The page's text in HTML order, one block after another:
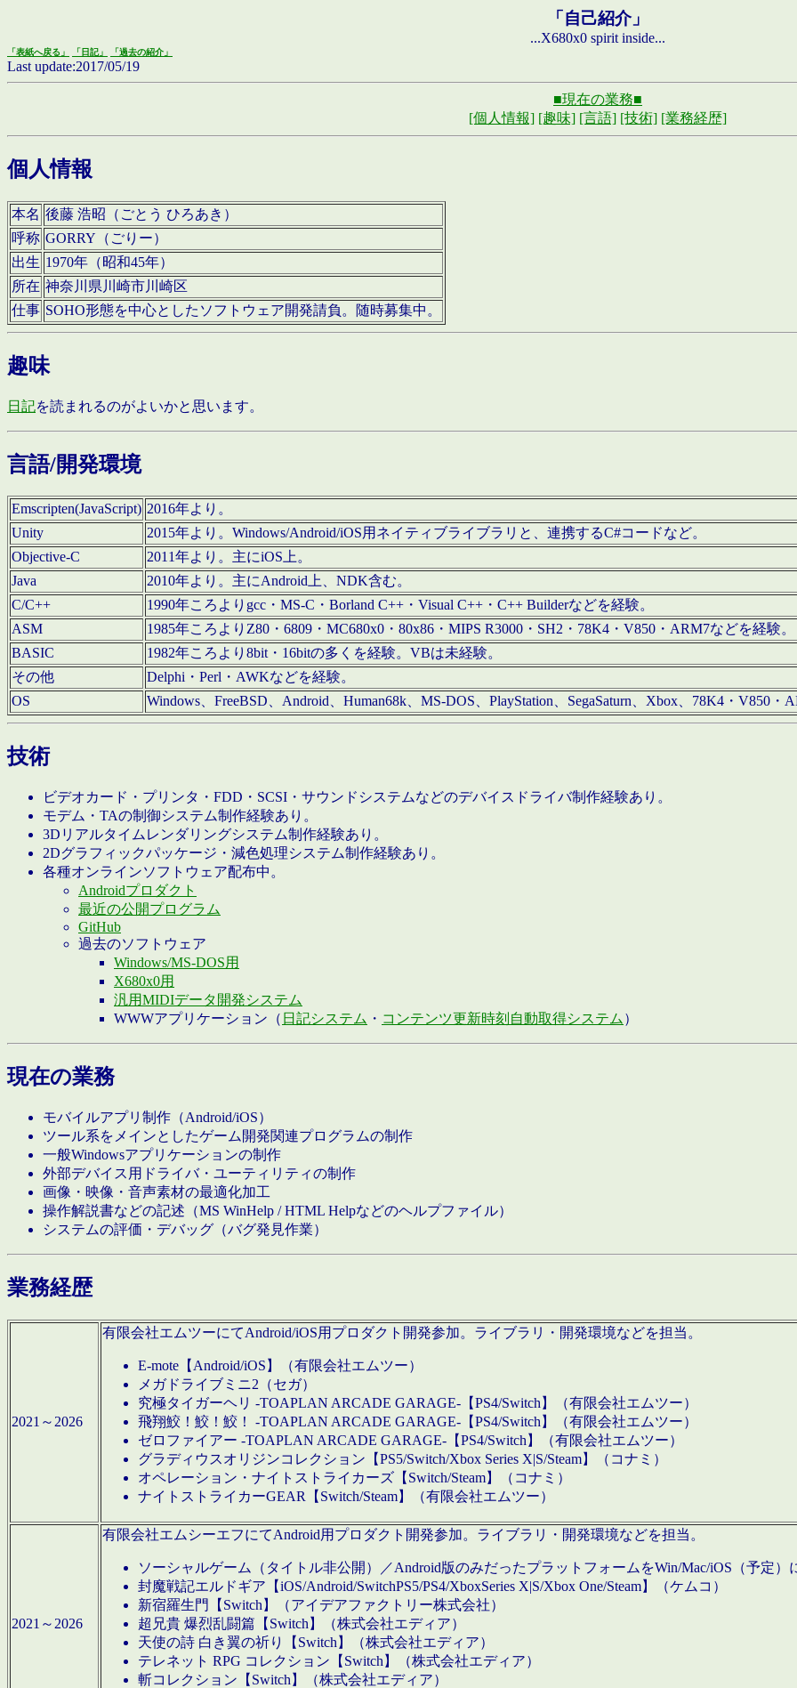
「自己紹介」
...X680x0 spirit inside...
「表紙へ戻る」 「日記」 「過去の紹介」
Last update:2017/05/19
■現在の業務■
[個人情報] [趣味] [言語] [技術] [業務経歴]
個人情報
本名 後藤 浩昭（ごとう ひろあき）
呼称 GORRY（ごりー）
出生 1970年（昭和45年）
所在 神奈川県川崎市川崎区
仕事 SOHO形態を中心としたソフトウェア開発請負。随時募集中。
趣味
日記を読まれるのがよいかと思います。
言語/開発環境
Emscripten(JavaScript) 2016年より。
Unity
2015年より。Windows/Android/iOS用ネイティブライブラリと、連携するC#コードなど。
Objective-C
2011年より。主にiOS上。
Java
2010年より。主にAndroid上、NDK含む。
C/C++
1990年ころよりgcc・MS-C・Borland C++・Visual C++・C++ Builderなどを経験。
ASM
1985年ころよりZ80・6809・MC680x0・80x86・MIPS R3000・SH2・78K4・V850・ARM7などを経験。
BASIC
1982年ころより8bit・16bitの多くを経験。VBは未経験。
その他
Delphi・Perl・AWKなどを経験。
OS
Windows、FreeBSD、Android、Human68k、MS-DOS、PlayStation、SegaSaturn、Xbox、78K4・V850・
技術
ビデオカード・プリンタ・FDD・SCSI・サウンドシステムなどのデバイスドライバ制作経験あり。
モデム・TAの制御システム制作経験あり。
3Dリアルタイムレンダリングシステム制作経験あり。
2Dグラフィックパッケージ・減色処理システム制作経験あり。
各種オンラインソフトウェア配布中。
Androidプロダクト
最近の公開プログラム
GitHub
過去のソフトウェア
Windows/MS-DOS用
X680x0用
汎用MIDIデータ開発システム
WWWアプリケーション（ 日記システム ・ コンテンツ更新時刻自動取得システム ）
現在の業務
モバイルアプリ制作（Android/iOS）
ツール系をメインとしたゲーム開発関連プログラムの制作
一般Windowsアプリケーションの制作
外部デバイス用ドライバ・ユーティリティの制作
画像・映像・音声素材の最適化加工
操作解説書などの記述（MS WinHelp / HTML Helpなどのヘルプファイル）
システムの評価・デバッグ（バグ発見作業）
業務経歴
2021～2026
有限会社エムツーにてAndroid/iOS用プロダクト開発参加。ライブラリ・開発環境などを担当。
E-mote【Android/iOS】（有限会社エムツー）
メガドライブミニ2（セガ）
究極タイガーヘリ -TOAPLAN ARCADE GARAGE-【PS4/Switch】（有限会社エムツー）
飛翔鮫！鮫！鮫！ -TOAPLAN ARCADE GARAGE-【PS4/Switch】（有限会社エムツー）
ゼロファイアー -TOAPLAN ARCADE GARAGE-【PS4/Switch】（有限会社エムツー）
グラディウスオリジンコレクション【PS5/Switch/Xbox Series X|S/Steam】（コナミ）
オペレーション・ナイトストライカーズ【Switch/Steam】（コナミ）
ナイトストライカーGEAR【Switch/Steam】（有限会社エムツー）
2021～2026
有限会社エムシーエフにてAndroid用プロダクト開発参加。ライブラリ・開発環境などを担当。
ソーシャルゲーム（タイトル非公開）／Android版のみだったプラットフォームをWin/Mac/iOS（予定）
封魔戦記エルドギア【iOS/Android/SwitchPS5/PS4/XboxSeries X|S/Xbox One/Steam】（ケムコ）
新宿羅生門【Switch】（アイデアファクトリー株式会社）
超兄貴 爆烈乱闘篇【Switch】（株式会社エディア）
天使の詩 白き翼の祈り【Switch】（株式会社エディア）
テレネット RPG コレクション【Switch】（株式会社エディア）
斬コレクション【Switch】（株式会社エディア）